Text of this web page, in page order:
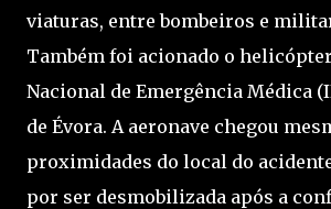
viaturas, entre bombeiros e
Também foi acionado o
Nacional de Emergência Médica
de Évora. A aeronave chegou
proximidades do local do
por ser desmobilizada após a